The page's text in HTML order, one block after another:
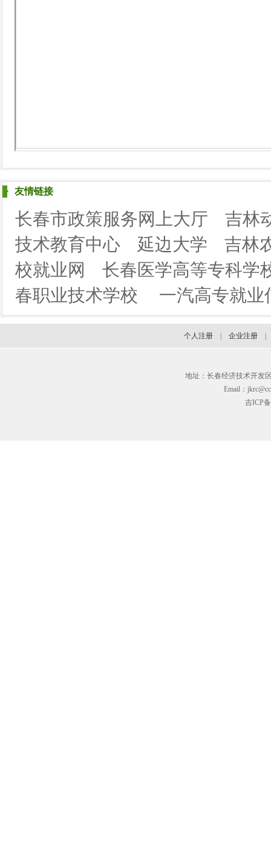
友情链接
长春市政策服务网上大厅
吉林
技术教育中心
延边大学
吉林
校就业网
长春医学高等专科学
春职业技术学校
一汽高专就业
个人注册 企业注册
地址：长春经济技术开发
Email：
吉ICP